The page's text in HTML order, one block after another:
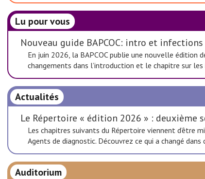
Lu pour vous
Nouveau guide BAPCOC: intro et
En juin 2026, la BAPCOC publie une nouvelle édition
changements dans l’introduction et le chapitre sur
Actualités
Le Répertoire « édition 2026 » : deuxième
Les chapitres suivants du Répertoire viennent
Agents de diagnostic. Découvrez ce qui a changé dans
Auditorium